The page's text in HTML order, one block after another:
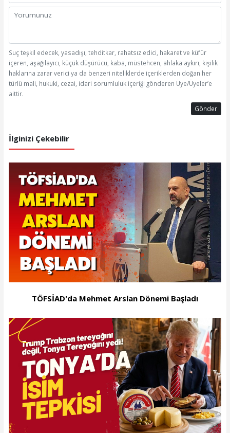
Suç teşkil edecek, yasadışı, tehditkar, rahatsız edici, hakaret ve küfür
içeren, aşağılayıcı, küçük düşürücü, kaba, müstehcen, ahlaka aykırı, kişilik
haklarına zarar verici ya da benzeri niteliklerde içeriklerden doğan her
türlü mali, hukuki, cezai, idari sorumluluk içeriği gönderen Üye/Üyeler’e
aittir.
Gönder
İlginizi Çekebilir
TÖFSİAD'da Mehmet Arslan Dönemi Başladı